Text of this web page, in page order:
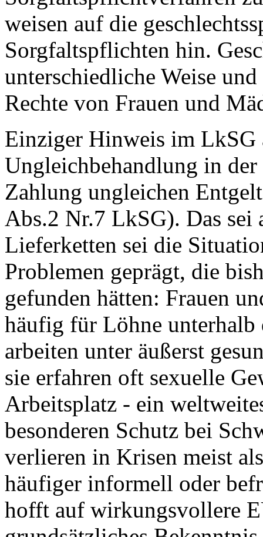
weisen auf die
Sorgfaltspflichten hin.
unterschiedliche Weise
Rechte von Frauen und
Einziger Hinweis im LkSG
Ungleichbehandlung in
Zahlung ungleichen
Abs.2 Nr.7 LkSG). Das sei
Lieferketten sei die
Problemen geprägt, die
gefunden hätten: Frauen
häufig für Löhne unterhalb
arbeiten unter äußerst
sie erfahren oft sexuelle
Arbeitsplatz - ein
besonderen Schutz bei
verlieren in Krisen meist
häufiger informell oder
hofft auf wirkungsvollere